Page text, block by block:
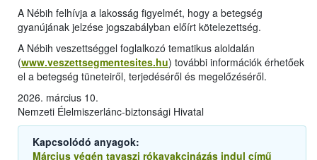
A Nébih felhívja a lakosság figyelmét, hogy a betegség
gyanújának jelzése jogszabályban előírt kötelezettség.
A Nébih veszettséggel foglalkozó tematikus aloldalán
(www.veszettsegmentesites.hu) további információk érhetőek
el a betegség tüneteiről, terjedéséről és megelőzéséről.
2026. március 10.
Nemzeti Élelmiszerlánc-biztonsági Hivatal
Kapcsolódó anyagok:
Március végén tavaszi rókavakcinázás indul című